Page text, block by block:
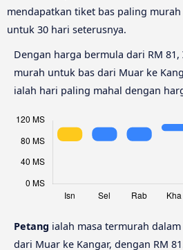
mendapatkan tiket bas paling
untuk 30 hari seterusnya.
Dengan harga bermula dari RM 81,
murah untuk bas dari Muar ke
ialah hari paling mahal dengan
Petang ialah masa termurah
dari Muar ke Kangar, dengan RM